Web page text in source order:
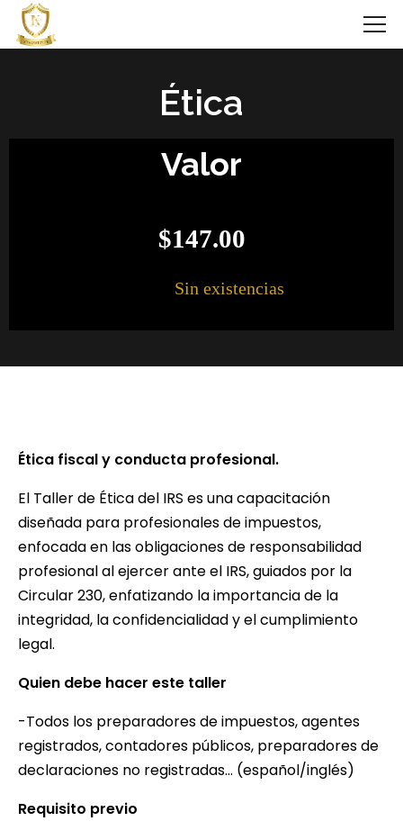
Ética
Valor
$147.00
Sin existencias
Ética fiscal y conducta profesional.
El Taller de Ética del IRS es una capacitación
diseñada para profesionales de impuestos,
enfocada en las obligaciones de responsabilidad
profesional al ejercer ante el IRS,guiados por la
Circular 230, enfatizando la importancia de la
integridad, la confidencialidad y el cumplimiento
legal.
Quien debe hacer este taller
-Todos los preparadores de impuestos, agentes
registrados, contadores públicos, preparadores de
declaraciones no registradas… (español/inglés)
Requisito previo